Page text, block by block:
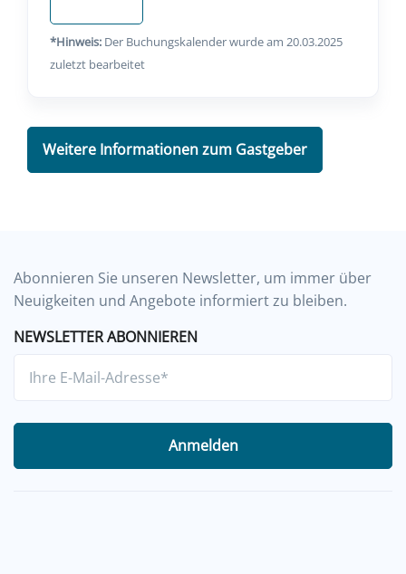
*Hinweis: Der Buchungskalender wurde am 20.03.2025
zuletzt bearbeitet
Weitere Informationen zum Gastgeber
Abonnieren Sie unseren Newsletter, um immer über
Neuigkeiten und Angebote informiert zu bleiben.
NEWSLETTER ABONNIEREN
Anmelden